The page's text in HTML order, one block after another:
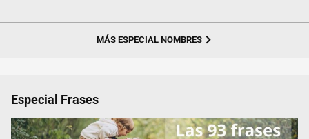
MÁS ESPECIAL NOMBRES
Especial Frases